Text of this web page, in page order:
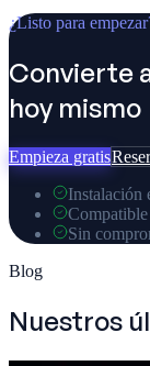
¿Listo para
Convierte
hoy mismo
Empieza gratis
Instalación
Sin
Blog
Nuestros